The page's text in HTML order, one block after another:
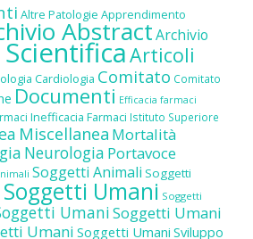
Altre Patologie Apprendimento
AbstractArchivio
Articoli
Cardiologia Comitato Comitato
Documenti Efficacia farmaci
Inefficacia Farmaci Istituto Superiore
Miscellanea Mortalità
Neurologia Portavoce
Soggetti Animali Soggetti
Soggetti Umani Soggetti
UmaniSoggetti Umani
Umani Soggetti Umani Sviluppo